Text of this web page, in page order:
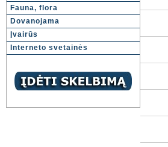
Fauna, flora
Dovanojama
Įvairūs
Interneto svetainės